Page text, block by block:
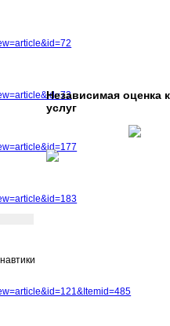
Независимая оценка
услуг